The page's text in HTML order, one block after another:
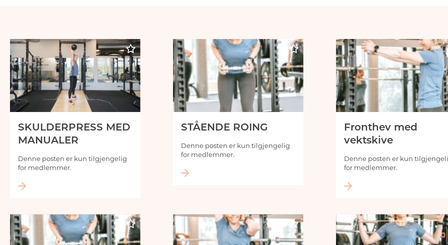
SKULDERPRESS MED
MANUALER
Denne posten er kun tilgjengelig
for medlemmer.
STÅENDE ROING
Denne posten er kun tilgjengelig
for medlemmer.
Fronthev med
vektskive
Denne posten er kun
for medlemmer.